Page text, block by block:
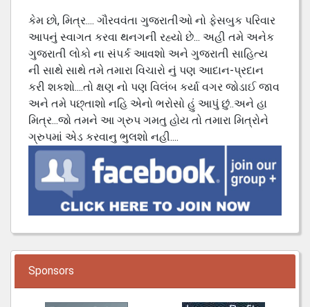
કેમ છો, મિત્ર.... ગૌરવવંતા ગુજરાતીઓ નો ફેસબુક પરિવાર
આપનું સ્વાગત કરવા થનગની રહ્યો છે... અહી તમે અનેક
ગુજરાતી લોકો ના સંપર્ક આવશો અને ગુજરાતી સાહિત્ય
ની સાથે સાથે તમે તમારા વિચારો નું પણ આદાન-પ્રદાન
કરી શકશો....તો ક્ષણ નો પણ વિલંબ કર્યા વગર જોડાઈ જાવ
અને તમે પછ્તાશો નહિ એનો ભરોસો હું આપું છું..અને હા
મિત્ર...જો તમને આ ગ્રુપ ગમતુ હોય તો તમારા મિત્રોને
ગ્રુપમાં એડ કરવાનુ ભુલશો નહી....
Sponsors